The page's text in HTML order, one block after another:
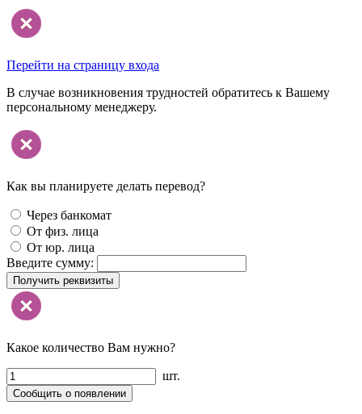
Перейти на страницу входа
В случае возникновения трудностей обратитесь к Вашему
персональному менеджеру.
Как вы планируете делать перевод?
Через банкомат
От физ. лица
От юр. лица
Введите сумму:
Получить реквизиты
Какое количество Вам нужно?
шт.
Сообщить о появлении